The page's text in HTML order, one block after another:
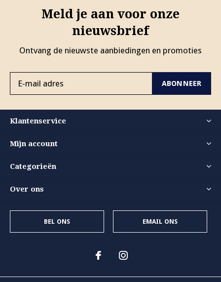
Meld je aan voor onze
nieuwsbrief
Ontvang de nieuwste aanbiedingen en promoties
ABONNEER
Klantenservice
Mijn account
Categorieën
Over ons
BEL ONS EMAIL ONS